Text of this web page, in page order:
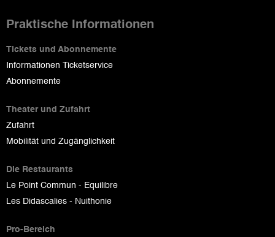
Praktische Informationen
Tickets und Abonnemente
Informationen Ticketservice
Abonnemente
Theater und Zufahrt
Zufahrt
Mobilität und Zugänglichkeit
Die Restaurants
Le Point Commun - Equilibre
Les Didascalies - Nuithonie
Pro-Bereich